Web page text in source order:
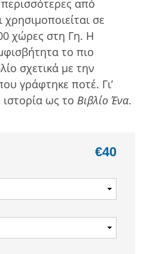
από
σε
χώρες στη Γη. Η
το πιο
σχετικά µε την
γράφτηκε ποτέ. Γι’
ιστορία ως το Βιβλίο Ένα.
€40